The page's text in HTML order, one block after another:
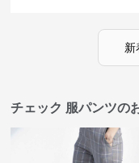
新
チェック 服パンツの